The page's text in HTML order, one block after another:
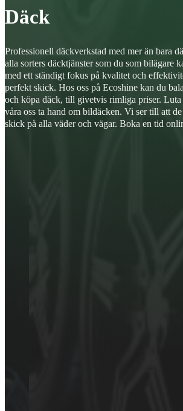
Däck
Professionell däckverkstad med mer än bara
alla sorters däcktjänster som du som bilägare
med ett ständigt fokus på kvalitet och
perfekt skick. Hos oss på Ecoshine kan du
och köpa däck, till givetvis rimliga priser.
våra oss ta hand om bildäcken. Vi ser till att
skick på alla väder och vägar. Boka en tid